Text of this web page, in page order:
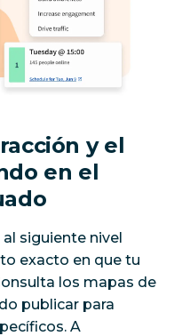
y el
en el
siguiente nivel
exacto en que tu
los mapas de
publicar para
A